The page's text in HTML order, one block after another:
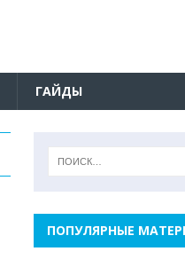
ГАЙДЫ
ПОПУЛЯРНЫЕ